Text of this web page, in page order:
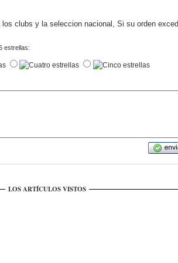
clubs y la seleccion nacional, Si su orden
estrellas:
LOS ARTÍCULOS VISTOS